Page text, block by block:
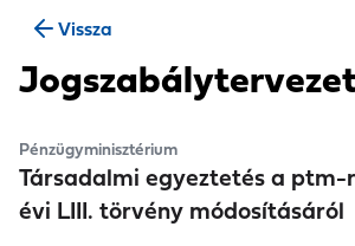
Vissza
Pénzügyminisztérium
Társadalmi egyeztetés a ptm-
évi LIII. törvény módosításáról